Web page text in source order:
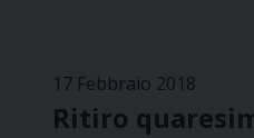
17 Febbraio 2018
Ritiro